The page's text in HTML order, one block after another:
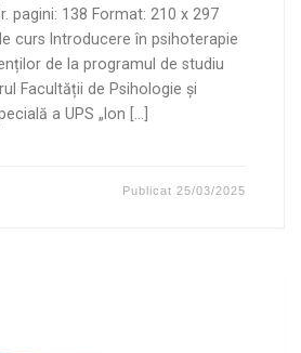
pagini: 138 Format: 210 x 297
Introducere în psihoterapie
de la programul de studiu
Facultății de Psihologie și
a UPS „Ion […]
Publicat25/03/2025